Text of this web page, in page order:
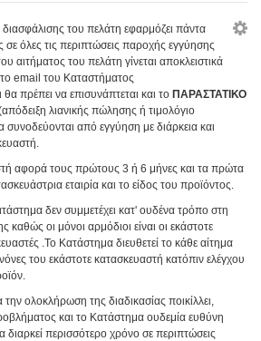
του πελάτη εφαρμόζει πάντα
όλες τις περιπτώσεις παροχής εγγύησης
αιτήματος του πελάτη γίνεται αποκλειστικά
email του Καταστήματος
πρέπει να επισυνάπτεται και το ΠΑΡΑΣΤΑΤΙΚΟ
λιανικής πώλησης ή τιμολόγιο
από εγγύηση με διάρκεια και
αφορά τους πρώτους 3 ή 6 μήνες και τα πρώτα
εταιρία και το είδος του προϊόντος.
δεν συμμετέχει κατ' ουδένα τρόπο στη
οι μόνοι αρμόδιοι είναι οι εκάστοτε
.Το Κατάστημα διευθετεί το κάθε αίτημα
του εκάστοτε κατασκευαστή κατόπιν ελέγχου
ολοκλήρωση της διαδικασίας ποικίλλει,
και το Κατάστημα ουδεμία ευθύνη
διαρκεί περισσότερο χρόνο σε περιπτώσεις